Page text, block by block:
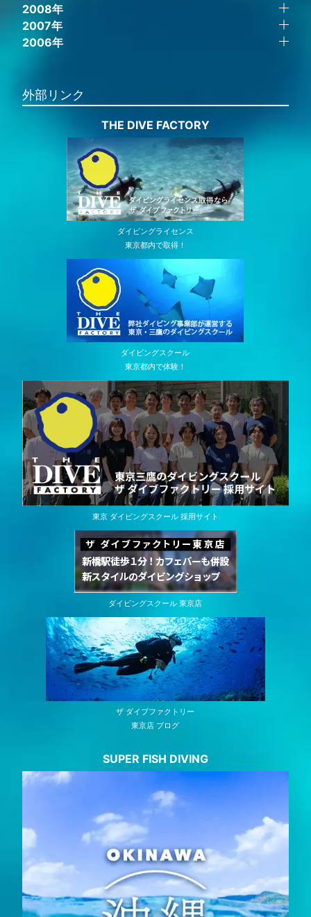
2008年
2007年
2006年
外部リンク
THE DIVE FACTORY
ダイビングライセンス
東京都内で取得！
ダイビングスクール
東京都内で体験！
東京 ダイビングスクール 採用サイト
ダイビングスクール 東京店
ザ ダイブファクトリー
東京店 ブログ
SUPER FISH DIVING